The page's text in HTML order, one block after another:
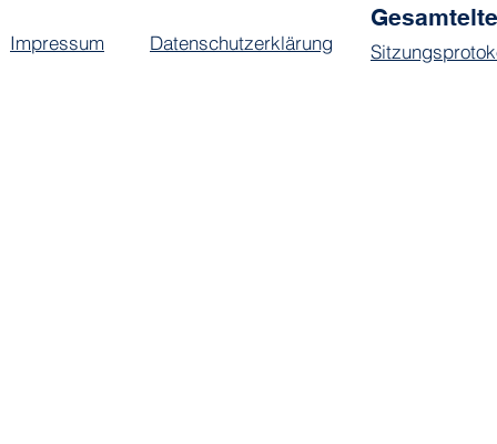
Impressum Datenschutzerklärung